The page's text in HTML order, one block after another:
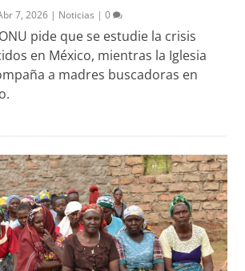
7, 2026 | Noticias |0
pide que se estudie la crisis
en México, mientras la Iglesia
a madres buscadoras en